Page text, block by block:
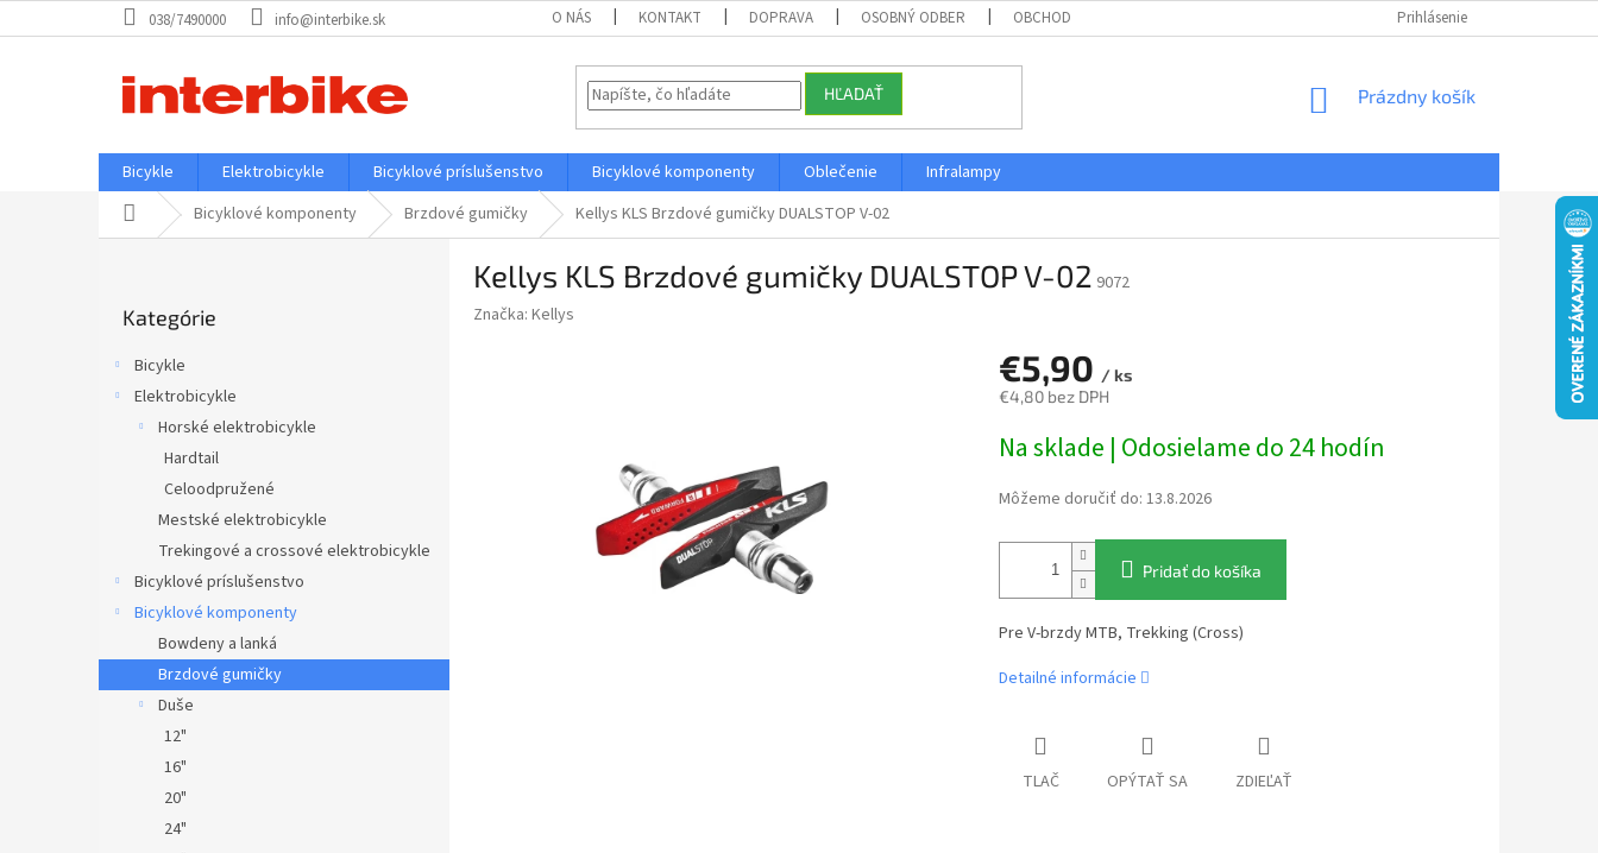
na
038/7490000 info@interbike.sk O NÁS KONTAKT DOPRAVA OSOBNÝ ODBER OBCHODNÉ PODMIENKY OCHRANA OSOBNÝCH ÚDAJOV REKLAMÁCIE
Prihlásenie
HĽADAŤ
NÁKUPNÝ
Prázdny košík
Bicykle Elektrobicykle Bicyklové príslušenstvo Bicyklové komponenty Oblečenie
Infralampy
DomovBicyklové komponenty Brzdové gumičky Kellys KLS Brzdové gumičky DUALSTOP V-02
kategórie
Kategórie
Bicykle
Elektrobicykle
Horské elektrobicykle
Hardtail
Celoodpružené
Mestské elektrobicykle
Trekingové a crossové elektrobicykle
Bicyklové príslušenstvo
Bicyklové komponenty
Bowdeny a lanká
Brzdové gumičky
Duše
12"
16"
20"
24"
Kellys KLS Brzdové gumičky DUALSTOP V-02 9072
Značka: Kellys
€5,90 / ks
€4,80 bez DPH
cena:
Na sklade | Odosielame do 24 hodín
Môžeme doručiť do: 13.8.2026
Pridať do košíka
Pre V-brzdy MTB, Trekking (Cross)
Detailné informácie
TLAČ OPÝTAŤ SA ZDIEĽAŤ